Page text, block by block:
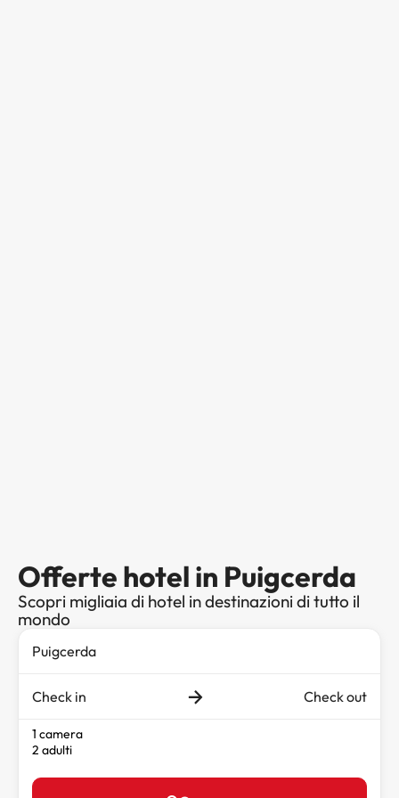
Offerte hotel in Puigcerda
Scopri migliaia di hotel in destinazioni di tutto il
mondo
Check in Check out
1 camera
2 adulti